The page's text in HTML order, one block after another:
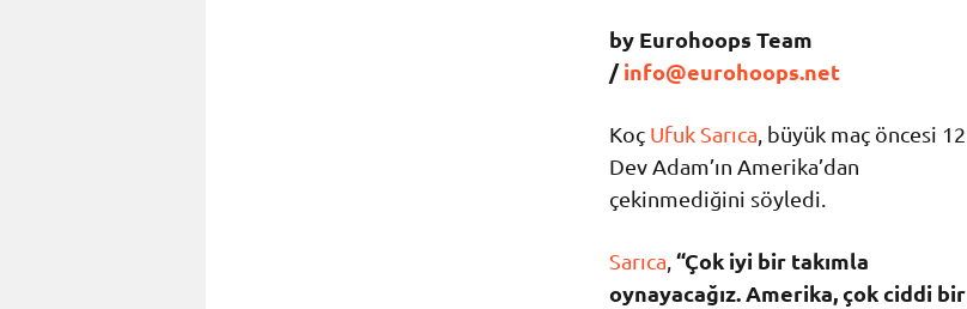
by Eurohoops Team
/info@eurohoops.net
Koç Ufuk Sarıca , büyük maç öncesi 12
Dev Adam’ın Amerika’dan
çekinmediğini söyledi.
Sarıca “Çok iyi bir takımla
oynayacağız. Amerika, çok ciddi bir